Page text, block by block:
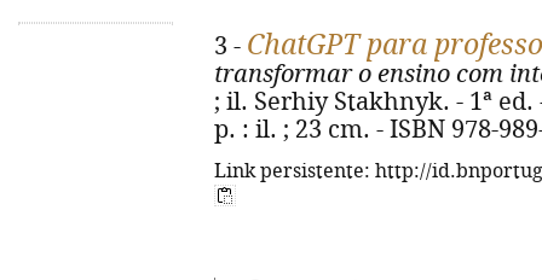
3 - ChatGPT para
transformar o ensino com
; il. Serhiy Stakhnyk. - 1ª
p. : il. ; 23 cm. - ISBN 978-
Link persistente: http://